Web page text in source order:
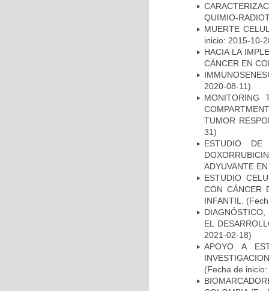
QUIMIO-
MUERTE
inicio: 2015-10-
HACIA LA
CÁNCER EN
2020-08-11)
MONITORING
TUMOR
31)
ESTUDIO DE
ADYUVANTE
ESTUDIO
CON CÁNCER
INFANTIL.
EL
2021-02-18)
APOYO A
(Fecha de